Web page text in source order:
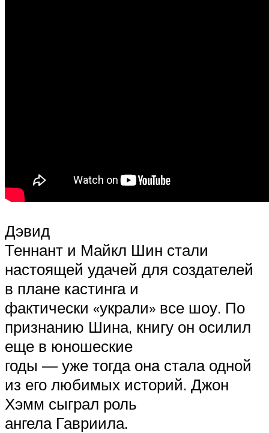
Дэвид
Теннант и Майкл Шин стали
настоящей удачей для создателей
в плане кастинга и
фактически «украли» все шоу. По
признанию Шина, книгу он осилил
еще в юношеские
годы — уже тогда она стала одной
из его любимых историй. Джон
Хэмм сыграл роль
ангела Гавриила.